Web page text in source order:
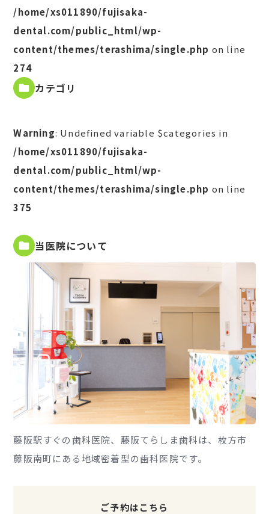
/home/xs011890/fujisaka-
dental.com/public_html/wp-
content/themes/terashima/single.php on line
274
カテゴリ
Warning: Undefined variable $categories in
/home/xs011890/fujisaka-
dental.com/public_html/wp-
content/themes/terashima/single.php on line
375
当医院について
藤阪駅すぐの歯科医院、藤阪てらしま歯科は、枚方市
藤阪南町にある地域密着型の歯科医院です。
ご予約はこちら